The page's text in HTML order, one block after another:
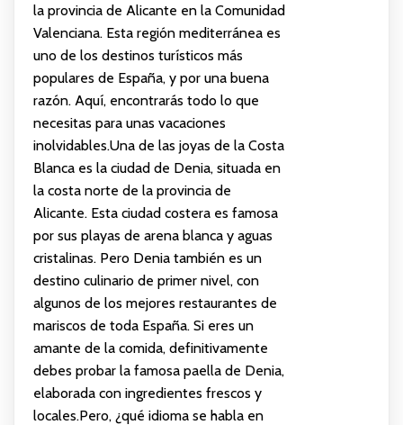
la provincia de Alicante en la Comunidad
Valenciana. Esta región mediterránea es
uno de los destinos turísticos más
populares de España, y por una buena
razón. Aquí, encontrarás todo lo que
necesitas para unas vacaciones
inolvidables.Una de las joyas de la Costa
Blanca es la ciudad de Denia, situada en
la costa norte de la provincia de
Alicante. Esta ciudad costera es famosa
por sus playas de arena blanca y aguas
cristalinas. Pero Denia también es un
destino culinario de primer nivel, con
algunos de los mejores restaurantes de
mariscos de toda España. Si eres un
amante de la comida, definitivamente
debes probar la famosa paella de Denia,
elaborada con ingredientes frescos y
locales.Pero, ¿qué idioma se habla en